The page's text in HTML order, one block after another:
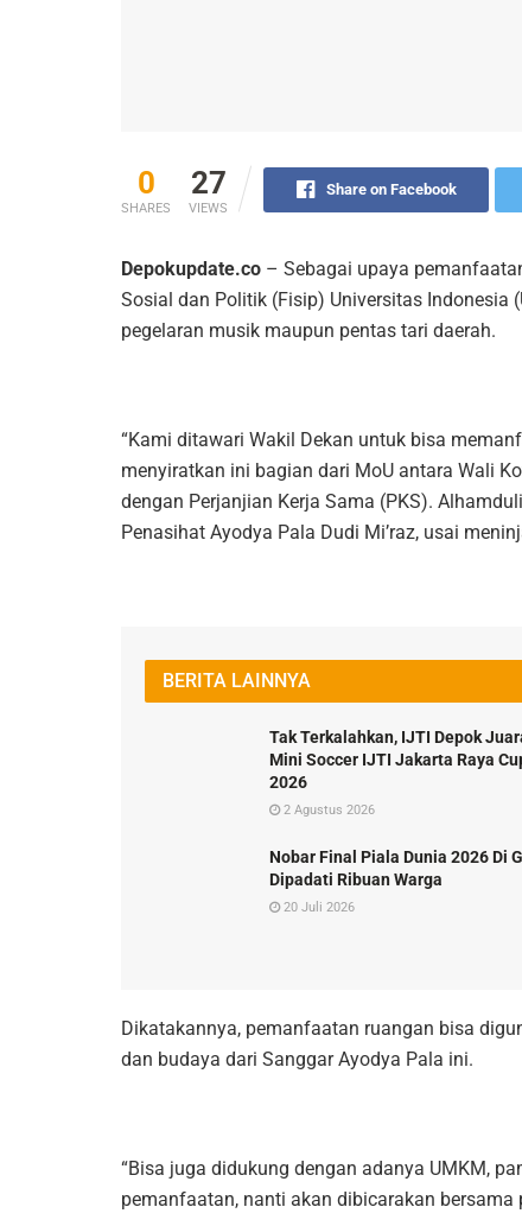
0
SHARES
27
VIEWS
Share on Facebook
Depokupdate.co – Sebagai upaya
Sosial dan Politik (Fisip) Universitas Indonesia
pegelaran musik maupun pentas tari daerah.
“Kami ditawari Wakil Dekan untuk bisa
menyiratkan ini bagian dari MoU antara Wali
dengan Perjanjian Kerja Sama (PKS).
Penasihat Ayodya Pala Dudi Mi’raz, usai
BERITA LAINNYA
Tak Terkalahkan, IJTI Depok
Mini Soccer IJTI Jakarta Raya
2026
2 Agustus 2026
Nobar Final Piala Dunia 2026 Di
Dipadati Ribuan Warga
20 Juli 2026
Dikatakannya, pemanfaatan ruangan bisa
dan budaya dari Sanggar Ayodya Pala ini.
“Bisa juga didukung dengan adanya UMKM,
pemanfaatan, nanti akan dibicarakan bersama